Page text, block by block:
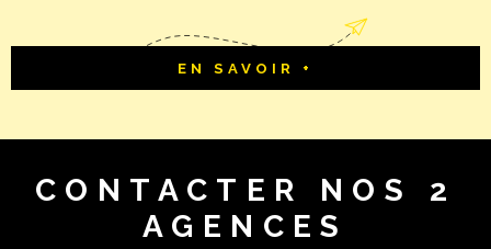
EN SAVOIR +
CONTACTER NOS 2
AGENCES